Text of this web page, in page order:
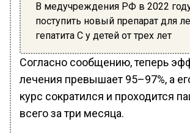
В медучреждения РФ в 2022
поступить новый препарат для
гепатита С у детей от трех лет
Согласно сообщению, теперь
лечения превышает 95–97%, а
курс сократился и проходится
всего за три месяца.